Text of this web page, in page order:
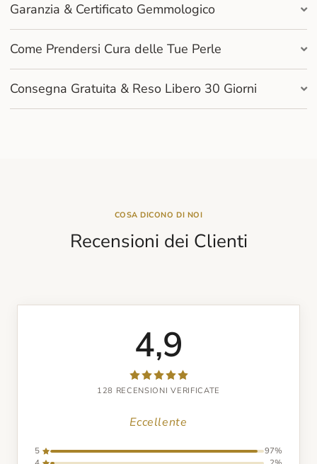
Garanzia & Certificato Gemmologico
Come Prendersi Cura delle Tue Perle
Consegna Gratuita & Reso Libero 30 Giorni
COSA DICONO DI NOI
Recensioni dei Clienti
4,9
128 RECENSIONI VERIFICATE
Eccellente
5
97%